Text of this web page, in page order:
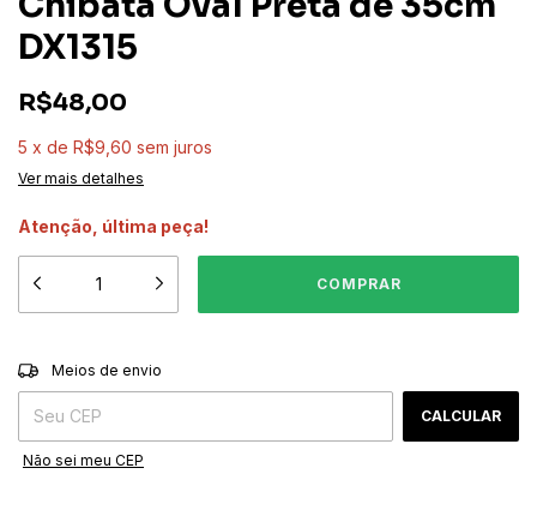
DX1315
R$48,00
5 x de R$9,60 sem juros
Ver mais detalhes
Atenção, última peça!
Entregas para o CEP:
Meios de envio
CALCULAR
Não sei meu CEP